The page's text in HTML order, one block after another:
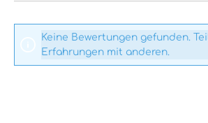
Keine Bewertungen gefunden.
Erfahrungen mit anderen.